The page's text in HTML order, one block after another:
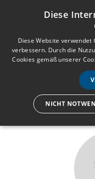
Wir lassen nur die Hand
Diese
Diese Website
verbessern. Durch die
Cookies gemäß unserer
NICHT